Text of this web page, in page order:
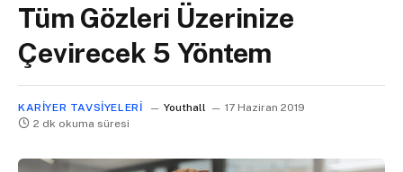
Tüm Gözleri Üzerinize
Çevirecek 5 Yöntem
KARIYER TAVSIYELERI Youthall
17 Haziran 2019
2 dk okuma süresi